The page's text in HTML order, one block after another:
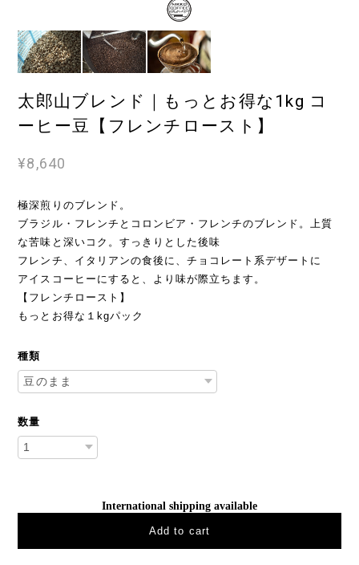
太郎山ブレンド｜もっとお得な1kg コ
ーヒー豆【フレンチロースト】
¥8,640
極深煎りのブレンド。
ブラジル・フレンチとコロンビア・フレンチのブレンド。上質
な苦味と深いコク。すっきりとした後味
フレンチ、イタリアンの食後に、チョコレート系デザートに
アイスコーヒーにすると、より味が際立ちます。
【フレンチロースト】
もっとお得な１kgパック
種類
数量
International shipping available
Add to cart